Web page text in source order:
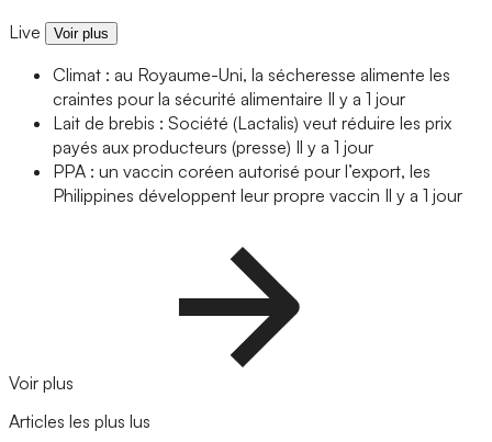
Live Voir plus
Climat : au Royaume-Uni, la sécheresse alimente les
craintes pour la sécurité alimentaire Il y a 1 jour
Lait de brebis : Société (Lactalis) veut réduire les prix
payés aux producteurs (presse) Il y a 1 jour
PPA : un vaccin coréen autorisé pour l’export, les
Philippines développent leur propre vaccin Il y a 1 jour
Voir plus
Articles les plus lus